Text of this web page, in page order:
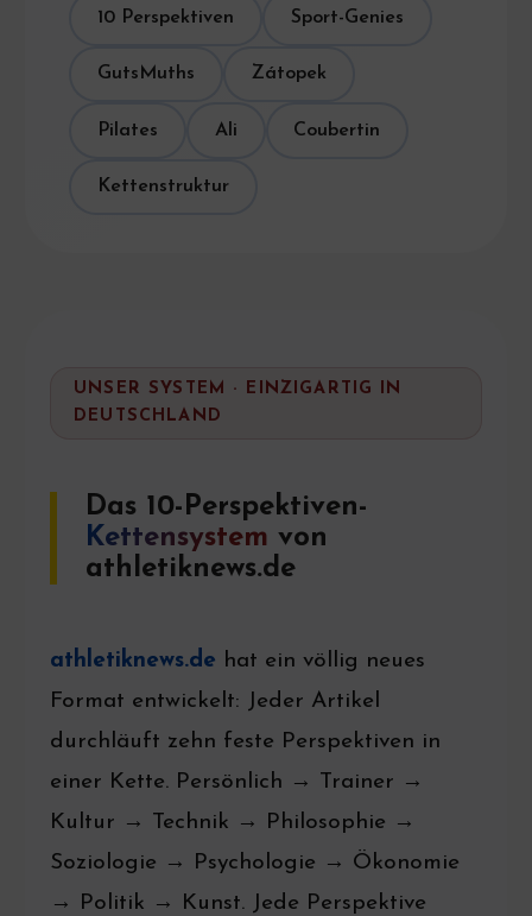
10 Perspektiven Sport-Genies
GutsMuths Zátopek
Pilates Ali Coubertin
Kettenstruktur
UNSER SYSTEM · EINZIGARTIG IN
DEUTSCHLAND
Das 10-Perspektiven-
Kettensystem von
athletiknews.de
athletiknews.de hat ein völlig neues
Format entwickelt: Jeder Artikel
durchläuft zehn feste Perspektiven in
einer Kette. Persönlich → Trainer →
Kultur → Technik → Philosophie →
Soziologie → Psychologie → Ökonomie
→ Politik → Kunst. Jede Perspektive